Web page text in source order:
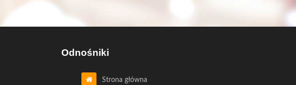
Odnośniki
Strona główna